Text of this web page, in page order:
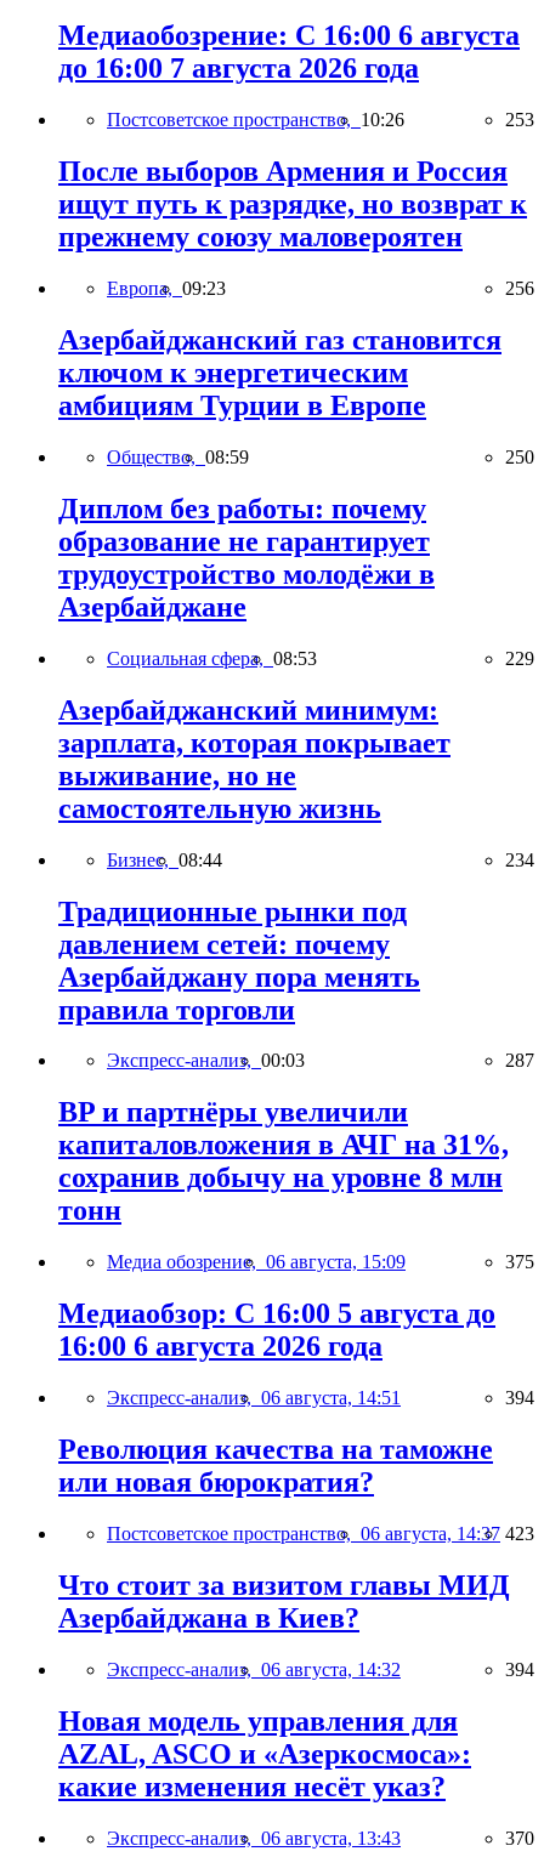
Медиаобозрение: С 16:00 6 августа
до 16:00 7 августа 2026 года
Постсоветское пространство, 10:26 253
После выборов Армения и Россия
ищут путь к разрядке, но возврат к
прежнему союзу маловероятен
Европа, 09:23 256
Азербайджанский газ становится
ключом к энергетическим
амбициям Турции в Европе
Общество, 08:59 250
Диплом без работы: почему
образование не гарантирует
трудоустройство молодёжи в
Азербайджане
Социальная сфера, 08:53 229
Азербайджанский минимум:
зарплата, которая покрывает
выживание, но не
самостоятельную жизнь
Бизнес, 08:44 234
Традиционные рынки под
давлением сетей: почему
Азербайджану пора менять
правила торговли
Экспресс-анализ, 00:03 287
BP и партнёры увеличили
капиталовложения в АЧГ на 31%,
сохранив добычу на уровне 8 млн
тонн
Медиа обозрение, 06 августа, 15:09 375
Медиаобзор: С 16:00 5 августа до
16:00 6 августа 2026 года
Экспресс-анализ, 06 августа, 14:51 394
Революция качества на таможне
или новая бюрократия?
Постсоветское пространство, 06 августа, 14:37 423
Что стоит за визитом главы МИД
Азербайджана в Киев?
Экспресс-анализ, 06 августа, 14:32 394
Новая модель управления для
AZAL, ASCO и «Азеркосмоса»:
какие изменения несёт указ?
Экспресс-анализ, 06 августа, 13:43 370